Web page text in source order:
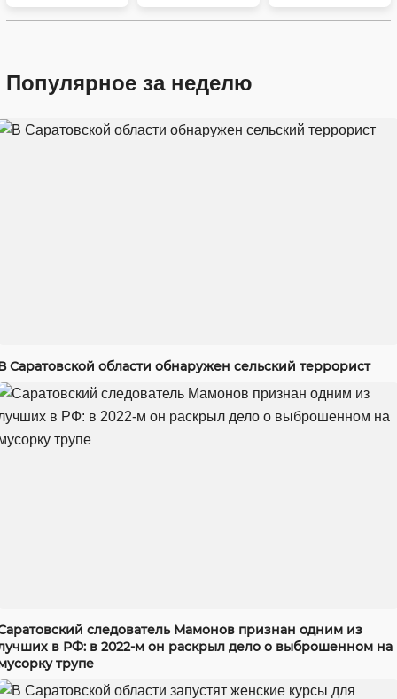
Популярное за неделю
Саратовской области обнаружен сельский террорист
следователь Мамонов признан одним из
в РФ: в 2022-м он раскрыл дело о выброшенном на
трупе